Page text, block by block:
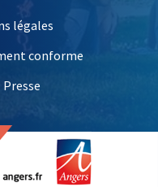
légales
conforme
Presse